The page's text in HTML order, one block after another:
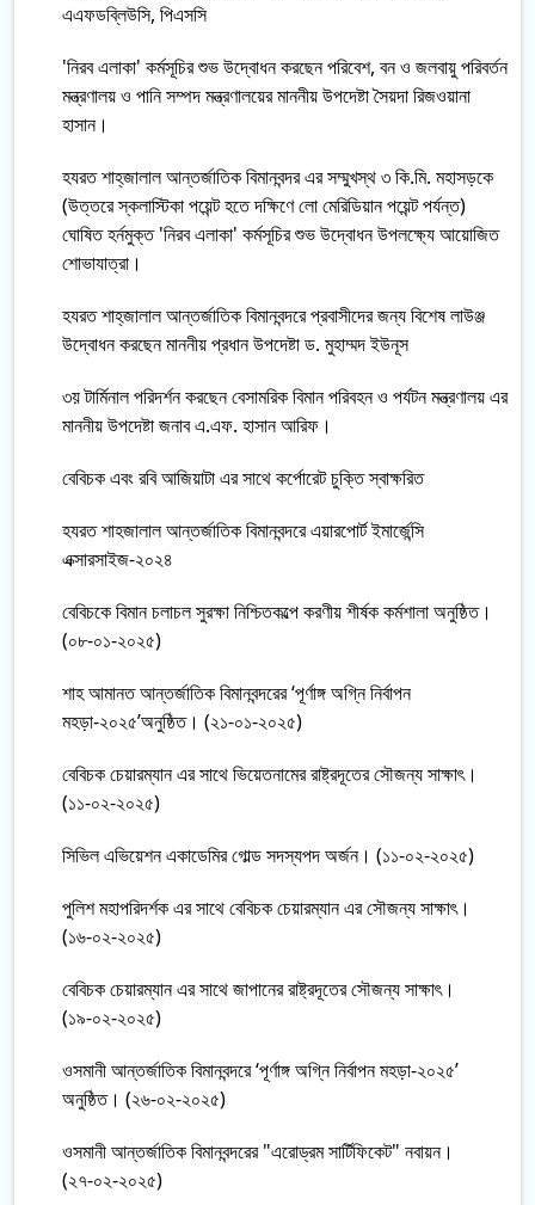
এএফডব্লিউসি, পিএসসি
'নিরব এলাকা' কর্মসূচির শুভ উদ্বোধন করছেন পরিবেশ, বন ও জলবায়ু পরিবর্তন
মন্ত্রণালয় ও পানি সম্পদ মন্ত্রণালয়ের মাননীয় উপদেষ্টা সৈয়দা রিজওয়ানা
হাসান।
হযরত শাহ্‌জালাল আন্তর্জাতিক বিমানবন্দর এর সম্মুখস্থ ৩ কি.মি. মহাসড়কে
(উত্তরে স্কলাস্টিকা পয়েন্ট হতে দক্ষিণে লো মেরিডিয়ান পয়েন্ট পর্যন্ত)
ঘোষিত হর্নমুক্ত 'নিরব এলাকা' কর্মসূচির শুভ উদ্বোধন উপলক্ষ্যে আয়োজিত
শোভাযাত্রা।
হযরত শাহ্‌জালাল আন্তর্জাতিক বিমানবন্দরে প্রবাসীদের জন্য বিশেষ লাউঞ্জ
উদ্বোধন করছেন মাননীয় প্রধান উপদেষ্টা ড. মুহাম্মদ ইউনূস
৩য় টার্মিনাল পরিদর্শন করছেন বেসামরিক বিমান পরিবহন ও পর্যটন মন্ত্রণালয় এর
মাননীয় উপদেষ্টা জনাব এ.এফ. হাসান আরিফ।
বেবিচক এবং রবি আজিয়াটা এর সাথে কর্পোরেট চুক্তি স্বাক্ষরিত
হযরত শাহজালাল আন্তর্জাতিক বিমানবন্দরে এয়ারপোর্ট ইমার্জেন্সি
এক্সারসাইজ-২০২৪
বেবিচকে বিমান চলাচল সুরক্ষা নিশ্চিতকল্পে করণীয় শীর্ষক কর্মশালা অনুষ্ঠিত।
(০৮-০১-২০২৫)
শাহ আমানত আন্তর্জাতিক বিমানবন্দরের ‘পূর্ণাঙ্গ অগ্নি নির্বাপন
মহড়া-২০২৫’অনুষ্ঠিত। (২১-০১-২০২৫)
বেবিচক চেয়ারম্যান এর সাথে ভিয়েতনামের রাষ্ট্রদূতের সৌজন্য সাক্ষাৎ।
(১১-০২-২০২৫)
সিভিল এভিয়েশন একাডেমির গোল্ড সদস্যপদ অর্জন। (১১-০২-২০২৫)
পুলিশ মহাপরিদর্শক এর সাথে বেবিচক চেয়ারম্যান এর সৌজন্য সাক্ষাৎ।
(১৬-০২-২০২৫)
বেবিচক চেয়ারম্যান এর সাথে জাপানের রাষ্ট্রদূতের সৌজন্য সাক্ষাৎ।
(১৯-০২-২০২৫)
ওসমানী আন্তর্জাতিক বিমানবন্দরে ‘পূর্ণাঙ্গ অগ্নি নির্বাপন মহড়া-২০২৫’
অনুষ্ঠিত। (২৬-০২-২০২৫)
ওসমানী আন্তর্জাতিক বিমানবন্দরের "এরোড্রম সার্টিফিকেট" নবায়ন।
(২৭-০২-২০২৫)